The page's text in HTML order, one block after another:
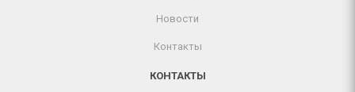
Новости
Контакты
КОНТАКТЫ